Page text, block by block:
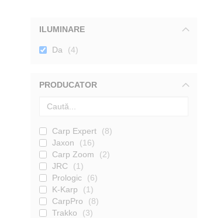
ILUMINARE
Da 4
PRODUCATOR
Carp Expert
8
Jaxon
16
Carp Zoom
2
JRC
1
Prologic
6
K-Karp
1
CarpPro
8
Trakko
3